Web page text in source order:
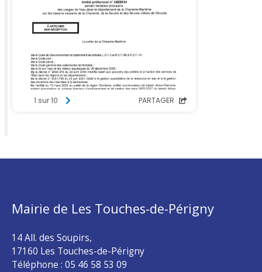
Mairie de Les Touches-de-Périgny
14 All. des Soupirs,
17160 Les Touches-de-Périgny
Téléphone : 05 46 58 53 09